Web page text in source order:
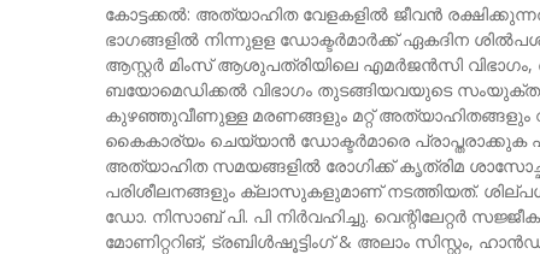
കോട്ടക്കൽ: അത്യാഹിത വേളകളിൽ ജീവൻ
ഭാഗങ്ങളിൽ നിന്നുളള ഡോക്ടർമാർക്ക് ഏകദിന
ആസ്റ്റർ മിംസ് ആശുപത്രിയിലെ എമർജൻസി
ബയോമെഡിക്കൽ വിഭാഗം തുടങ്ങിയവയുടെ
കുഴഞ്ഞുവീണുള്ള മരണങ്ങളും മറ്റ് അത്യാഹിതങ്ങളും
കൈകാര്യം ചെയ്യാൻ ഡോക്ടർമാരെ പ്രാപ്തരാക്കുക
അത്യാഹിത സമയങ്ങളിൽ രോഗിക്ക് കൃത്രിമ
പരിശീലനങ്ങളും ക്ലാസുകളുമാണ് നടത്തിയത്.
ഡോ. നിസാബ് പി. പി നിർവഹിച്ചു. വെന്റിലേറ്റർ
മോണിറ്ററിങ്, ട്രബിൾഷൂട്ടിം​ഗ് & അലാം സിസ്റ്റം,